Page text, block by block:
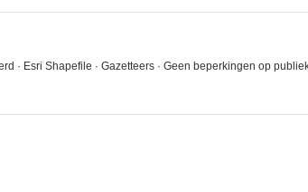
· Esri Shapefile · Gazetteers · Geen beperkingen op